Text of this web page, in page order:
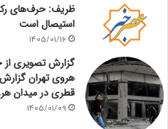
ظریف: حرف‌های
استیصال است
1405/01/16
گزارش تصویری از
هروی تهران
قطری در میدان
1405/01/09